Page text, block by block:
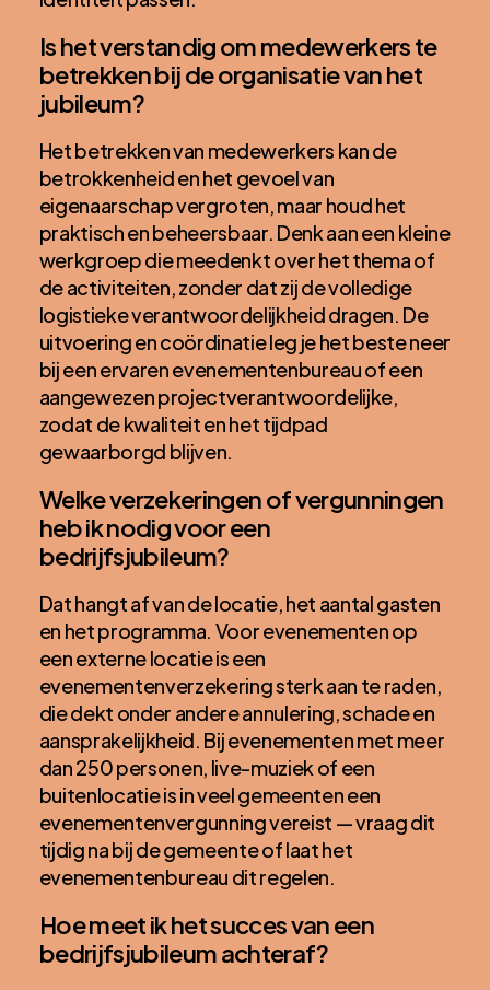
Is het verstandig om medewerkers te
betrekken bij de organisatie van het
jubileum?
Het betrekken van medewerkers kan de
betrokkenheid en het gevoel van
eigenaarschap vergroten, maar houd het
praktisch en beheersbaar. Denk aan een kleine
werkgroep die meedenkt over het thema of
de activiteiten, zonder dat zij de volledige
logistieke verantwoordelijkheid dragen. De
uitvoering en coördinatie leg je het beste neer
bij een ervaren evenementenbureau of een
aangewezen projectverantwoordelijke,
zodat de kwaliteit en het tijdpad
gewaarborgd blijven.
Welke verzekeringen of vergunningen
heb ik nodig voor een
bedrijfsjubileum?
Dat hangt af van de locatie, het aantal gasten
en het programma. Voor evenementen op
een externe locatie is een
evenementenverzekering sterk aan te raden,
die dekt onder andere annulering, schade en
aansprakelijkheid. Bij evenementen met meer
dan 250 personen, live-muziek of een
buitenlocatie is in veel gemeenten een
evenementenvergunning vereist — vraag dit
tijdig na bij de gemeente of laat het
evenementenbureau dit regelen.
Hoe meet ik het succes van een
bedrijfsjubileum achteraf?